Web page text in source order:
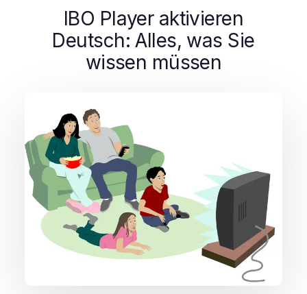
IBO Player aktivieren
Deutsch: Alles, was Sie
wissen müssen